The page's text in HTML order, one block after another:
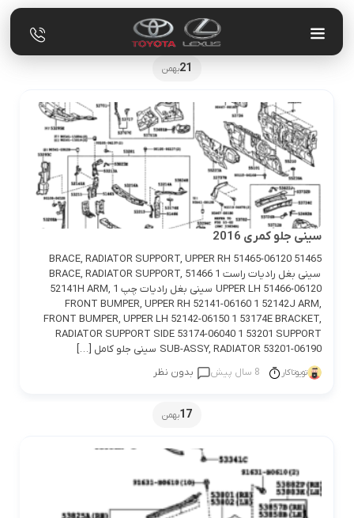
21بهمن
سینی جلو کمری 2016
51465 BRACE, RADIATOR SUPPORT, UPPER RH 51465-06120
سینی بغل رادیات راست 1 51466 BRACE, RADIATOR SUPPORT,
UPPER LH 51466-06120 سینی بغل رادیات چپ 1 52141H ARM,
FRONT BUMPER, UPPER RH 52141-06160 1 52142J ARM,
FRONT BUMPER, UPPER LH 52142-06150 1 53174E BRACKET,
RADIATOR SUPPORT SIDE 53174-06040 1 53201 SUPPORT
SUB-ASSY, RADIATOR 53201-06190 سینی جلو کامل […]
تویوتاکار 8 سال پیش بدون نظر
17بهمن